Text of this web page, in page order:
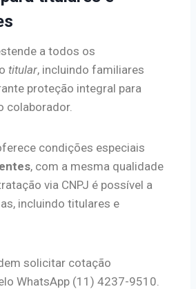
a todos os
titular, incluindo familiares
proteção integral para
colaborador.
condições especiais
, com a mesma qualidade
via CNPJ é possível a
incluindo titulares e
solicitar cotação
WhatsApp (11) 4237-9510.